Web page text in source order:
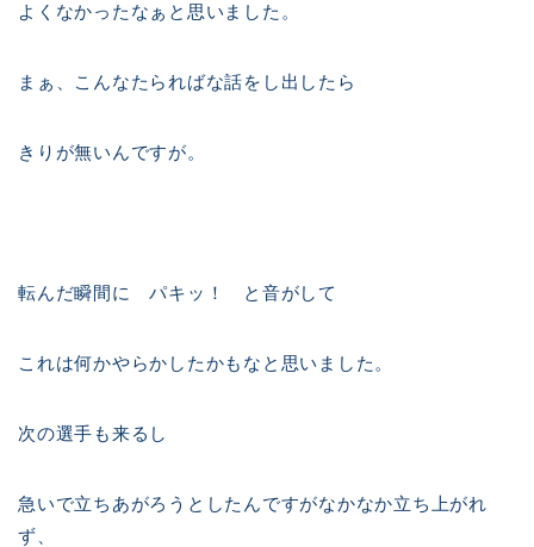
よくなかったなぁと思いました。
まぁ、こんなたらればな話をし出したら
きりが無いんですが。
転んだ瞬間に パキッ！ と音がして
これは何かやらかしたかもなと思いました。
次の選手も来るし
急いで立ちあがろうとしたんですがなかなか立ち上がれ
ず、